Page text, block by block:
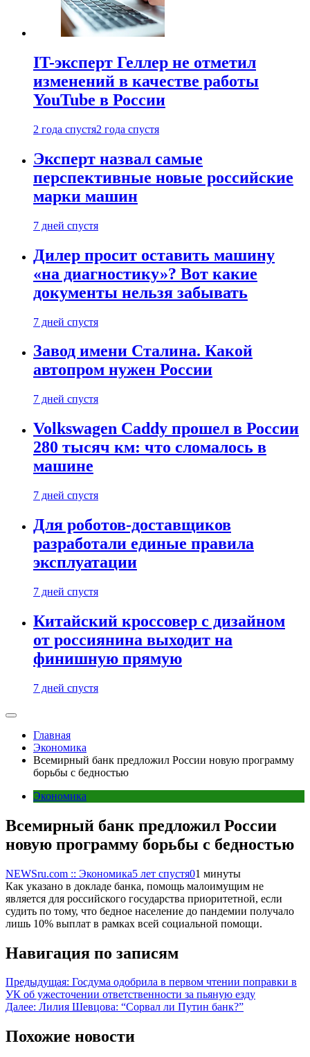
IT-эксперт Геллер не отметил
изменений в качестве работы
YouTube в России
2 года спустя2 года спустя
Эксперт назвал самые
перспективные новые российские
марки машин
7 дней спустя
Дилер просит оставить машину
«на диагностику»? Вот какие
документы нельзя забывать
7 дней спустя
Завод имени Сталина. Какой
автопром нужен России
7 дней спустя
Volkswagen Caddy прошел в России
280 тысяч км: что сломалось в
машине
7 дней спустя
Для роботов-доставщиков
разработали единые правила
эксплуатации
7 дней спустя
Китайский кроссовер с дизайном
от россиянина выходит на
финишную прямую
7 дней спустя
Главная
Экономика
Всемирный банк предложил России новую программу
борьбы с бедностью
Экономика
Всемирный банк предложил России
новую программу борьбы с бедностью
NEWSru.com :: Экономика5 лет спустя01 минуты
Как указано в докладе банка, помощь малоимущим не
является для российского государства приоритетной, если
судить по тому, что бедное население до пандемии получало
лишь 10% выплат в рамках всей социальной помощи.
Навигация по записям
Предыдущая: Госдума одобрила в первом чтении поправки в
УК об ужесточении ответственности за пьяную езду
Далее: Лилия Шевцова: “Сорвал ли Путин банк?”
Похожие новости